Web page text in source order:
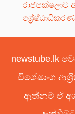
රාජපක්ෂලාට
newstube.lk
විශේෂාංග
ඇත්නම් ඒ